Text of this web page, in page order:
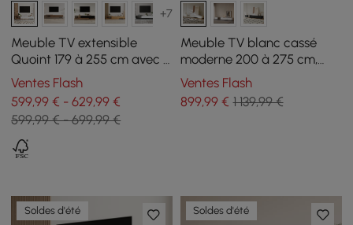
+7
Meuble TV extensible
Quoint 179 à 255 cm avec 3
tiroirs et éclairage LED
Ventes Flash
599,99 € - 629,99 €
599,99 € - 699,99 €
Meuble TV blanc cassé
moderne 200 à 275 cm,
extensible, avec 4 tiroirs
Ventes Flash
899,99€ 1 139,99 €
Soldes d'été Soldes d'été